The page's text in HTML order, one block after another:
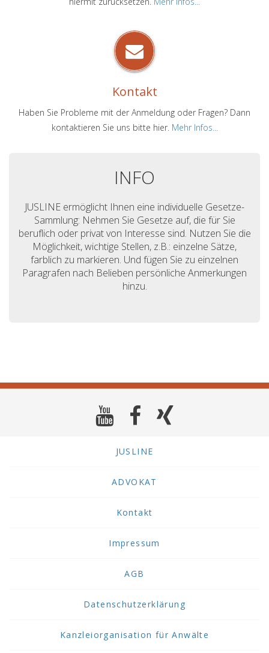
Kontakt
Haben Sie Probleme mit der Anmeldung oder Fragen? Dann
kontaktieren Sie uns bitte hier. Mehr Infos...
INFO
JUSLINE ermöglicht Ihnen eine individuelle Gesetze-
Sammlung: Nehmen Sie Gesetze auf, die für Sie
beruflich oder privat von Interesse sind. Nutzen Sie die
Möglichkeit, wichtige Stellen, z.B.: einzelne Sätze,
farblich zu markieren. Und fügen Sie zu einzelnen
Paragrafen nach Belieben persönliche Anmerkungen
hinzu.
JUSLINE
ADVOKAT
Kontakt
Impressum
AGB
Datenschutzerklärung
Kanzleiorganisation für Anwälte